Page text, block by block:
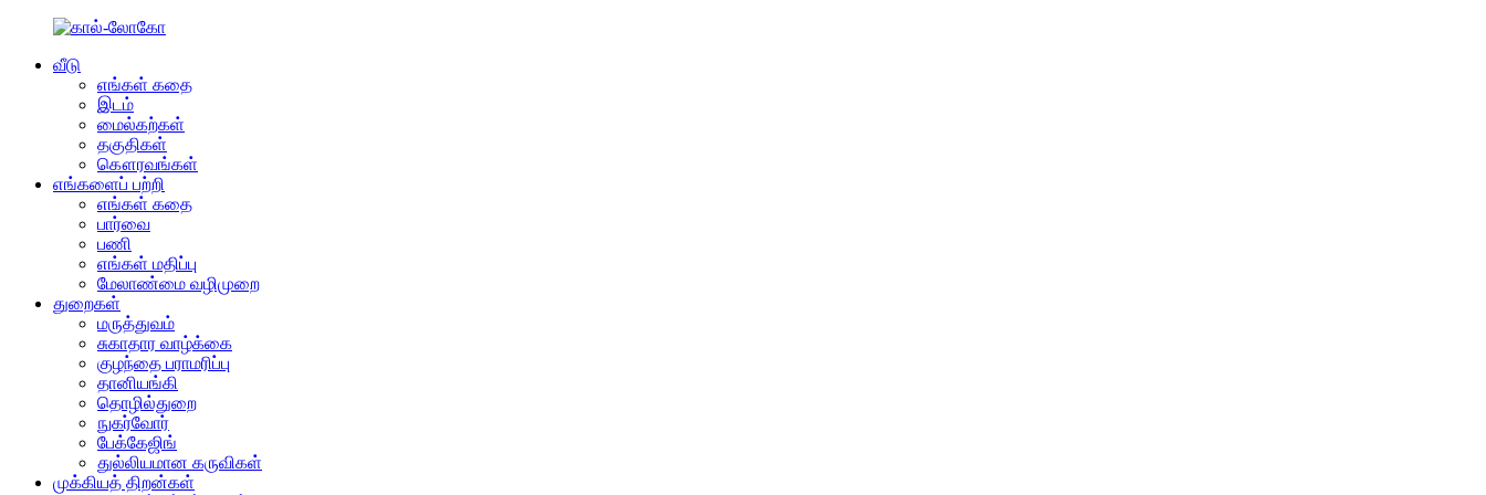
வீடு
எங்கள் கதை
இடம்
மைல்கற்கள்
தகுதிகள்
கௌரவங்கள்
எங்களைப் பற்றி
எங்கள் கதை
பார்வை
பணி
எங்கள் மதிப்பு
மேலாண்மை வழிமுறை
துறைகள்
மருத்துவம்
சுகாதார வாழ்க்கை
குழந்தை பராமரிப்பு
தானியங்கி
தொழில்துறை
நுகர்வோர்
பேக்கேஜிங்
துல்லியமான கருவிகள்
முக்கியத் திறன்கள்